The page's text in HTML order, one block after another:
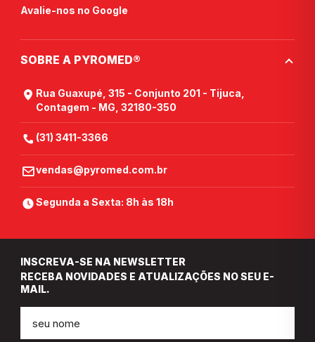
Avalie-nos no Google
SOBRE A PYROMED®
Rua Guaxupé, 315 - Conjunto 201 - Tijuca,
Contagem - MG, 32180-350
(31) 3411-3366
vendas@pyromed.com.br
Segunda a Sexta: 8h às 18h
INSCREVA-SE NA NEWSLETTER
RECEBA NOVIDADES E ATUALIZAÇÕES NO SEU E-
MAIL.
mail